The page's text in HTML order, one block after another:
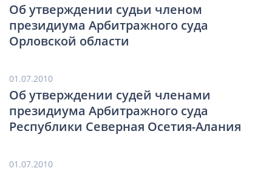
Об утверждении судьи членом
президиума Арбитражного суда
Орловской области
01.07.2010
Об утверждении судей членами
президиума Арбитражного суда
Республики Северная Осетия-Алания
01.07.2010